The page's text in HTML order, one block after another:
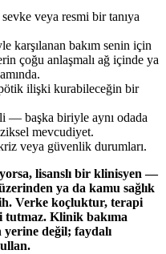
veya resmi bir tanıya
karşılanan bakım senin için
çoğu anlaşmalı ağ içinde ya
ilişki kurabileceğin bir
— başka biriyle aynı odada
mevcudiyet.
veya güvenlik durumları.
lisanslı bir klinisyen —
ya da kamu sağlık
Verke koçluktur, terapi
tutmaz. Klinik bakıma
değil; faydalı